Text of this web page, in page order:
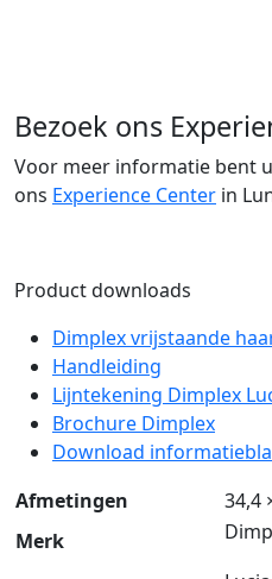
Bezoek ons
Voor meer informatie bent
ons Experience Center in
Product downloads
Dimplex vrijstaande
Handleiding
Lijntekening Dimplex
Brochure Dimplex
Download
Afmetingen
34,4
Merk